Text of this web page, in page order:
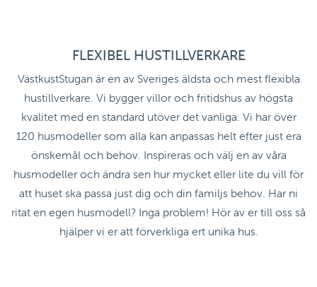
FLEXIBEL HUSTILLVERKARE
VästkustStugan är en av Sveriges äldsta och mest flexibla
hustillverkare. Vi bygger villor och fritidshus av högsta
kvalitet med en standard utöver det vanliga. Vi har över
120 husmodeller som alla kan anpassas helt efter just era
önskemål och behov. Inspireras och välj en av våra
husmodeller och ändra sen hur mycket eller lite du vill för
att huset ska passa just dig och din familjs behov. Har ni
ritat en egen husmodell? Inga problem! Hör av er till oss så
hjälper vi er att förverkliga ert unika hus.